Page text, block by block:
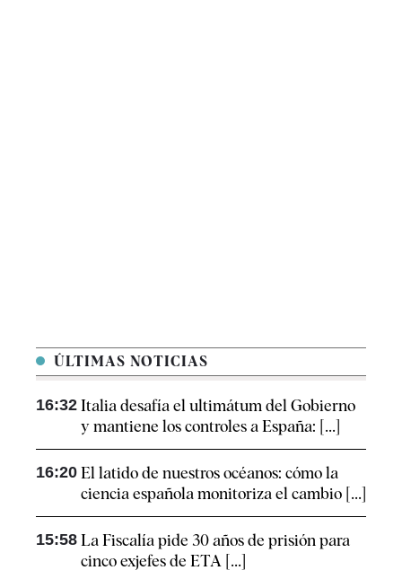
ÚLTIMAS NOTICIAS
16:32 Italia desafía el ultimátum del Gobierno
y mantiene los controles a España: [...]
16:20 El latido de nuestros océanos: cómo la
ciencia española monitoriza el cambio [...]
15:58 La Fiscalía pide 30 años de prisión para
cinco exjefes de ETA [...]